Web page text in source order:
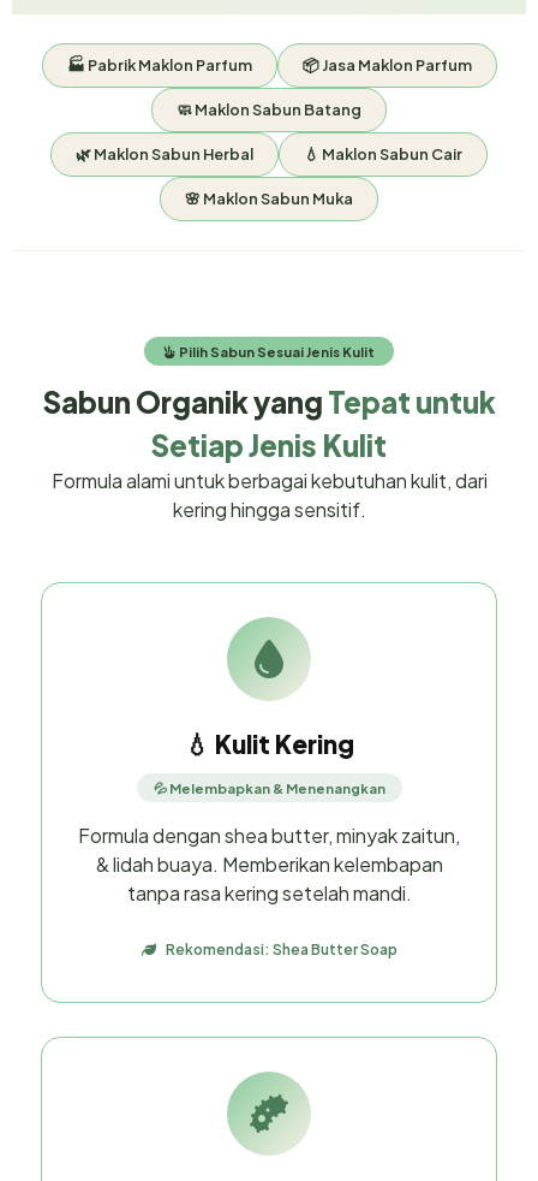
🏭 Pabrik Maklon Parfum 📦 Jasa Maklon Parfum
🧼 Maklon Sabun Batang
🌿 Maklon Sabun Herbal 💧 Maklon Sabun Cair
🌸 Maklon Sabun Muka
Pilih Sabun Sesuai Jenis Kulit
Sabun Organik yang Tepat untuk
Setiap Jenis Kulit
Formula alami untuk berbagai kebutuhan kulit, dari
kering hingga sensitif.
💧 Kulit Kering
💦 Melembapkan & Menenangkan
Formula dengan shea butter, minyak zaitun,
& lidah buaya. Memberikan kelembapan
tanpa rasa kering setelah mandi.
Rekomendasi: Shea Butter Soap